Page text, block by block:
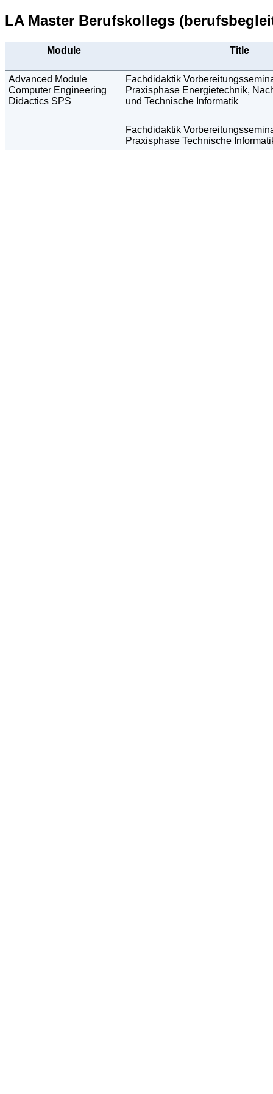
LA Master Berufskollegs
Module Title
Advanced Module
Computer Engineering
Didactics SPS
Fachdidaktik
Praxisphase Energietechnik,
und Technische Informatik
Fachdidaktik
Praxisphase Technische